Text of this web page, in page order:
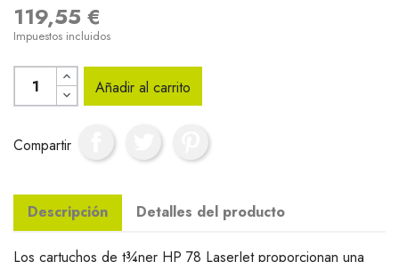
119,55 €
Impuestos incluidos
Añadir al carrito
Compartir
Descripción Detalles del producto
Los cartuchos de t¾ner HP 78 LaserJet proporcionan una